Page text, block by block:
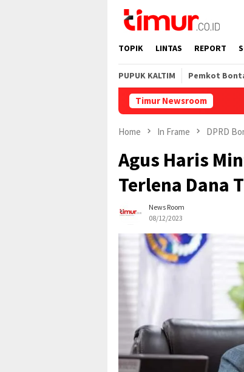
content
TOPIK LINTAS REPORT
PUPUK KALTIM Pemkot
Timur Newsroom
Home In Frame DPRD
Agus Haris
Terlena Dana
News Room
08/12/2023